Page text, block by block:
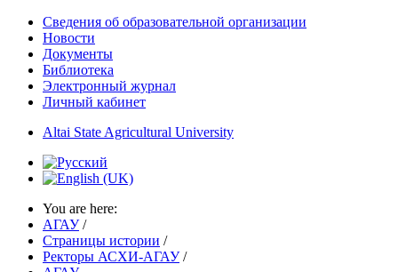
Сведения об образовательной организации
Новости
Документы
Библиотека
Электронный журнал
Личный кабинет
Altai State Agricultural University
You are here:
АГАУ /
Страницы истории /
Ректоры АСХИ-АГАУ /